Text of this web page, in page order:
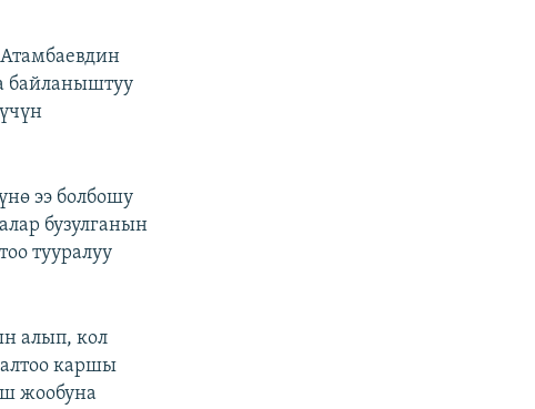
байланыштуу
ээ болбошу
бузулганын
тууралуу
алып, кол
каршы
жообуна